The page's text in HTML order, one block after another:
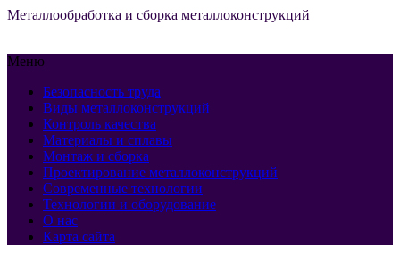
Металлообработка и сборка металлоконструкций
Меню
Безопасность труда
Виды металлоконструкций
Контроль качества
Материалы и сплавы
Монтаж и сборка
Проектирование металлоконструкций
Современные технологии
Технологии и оборудование
О нас
Карта сайта